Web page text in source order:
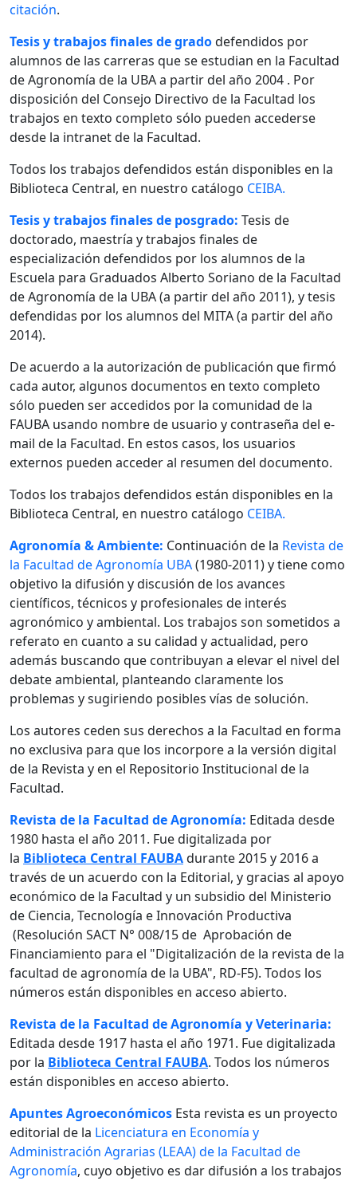
citación.
Tesis y trabajos finales de gradodefendidos por
alumnos de las carreras que se estudian en la Facultad
de Agronomía de la UBA a partir del año 2004 . Por
disposición del Consejo Directivo de la Facultad los
trabajos en texto completo sólo pueden accederse
desde la intranet de la Facultad.
Todos los trabajos defendidos están disponibles en la
Biblioteca Central, en nuestro catálogo CEIBA.
Tesis y trabajos finales de posgrado: Tesis de
doctorado, maestría y trabajos finales de
especialización defendidos por los alumnos de la
Escuela para Graduados Alberto Soriano de la Facultad
de Agronomía de la UBA (a partir del año 2011), y tesis
defendidas por los alumnos del MITA (a partir del año
2014).
De acuerdo a la autorización de publicación que firmó
cada autor, algunos documentos en texto completo
sólo pueden ser accedidos por la comunidad de la
FAUBA usando nombre de usuario y contraseña del e-
mail de la Facultad. En estos casos, los usuarios
externos pueden acceder al resumen del documento.
Todos los trabajos defendidos están disponibles en la
Biblioteca Central, en nuestro catálogo CEIBA.
Agronomía & Ambiente: Continuación de la Revista de
la Facultad de Agronomía UBA(1980-2011) y tiene como
objetivo la difusión y discusión de los avances
científicos, técnicos y profesionales de interés
agronómico y ambiental. Los trabajos son sometidos a
referato en cuanto a su calidad y actualidad, pero
además buscando que contribuyan a elevar el nivel del
debate ambiental, planteando claramente los
problemas y sugiriendo posibles vías de solución.
Los autores ceden sus derechos a la Facultad en forma
no exclusiva para que los incorpore a la versión digital
de la Revista y en el Repositorio Institucional de la
Facultad.
Revista de la Facultad de Agronomía: Editada desde
1980 hasta el año 2011. Fue digitalizada por
la Biblioteca Central FAUBAdurante 2015 y 2016 a
través de un acuerdo con la Editorial, y gracias al apoyo
económico de la Facultad y un subsidio del Ministerio
de Ciencia, Tecnología e Innovación Productiva
(Resolución SACT N° 008/15 de Aprobación de
Financiamiento para el "Digitalización de la revista de la
facultad de agronomía de la UBA", RD-F5). Todos los
números están disponibles en acceso abierto.
Revista de la Facultad de Agronomía y Veterinaria:
Editada desde 1917 hasta el año 1971. Fue digitalizada
por la Biblioteca Central FAUBA. Todos los números
están disponibles en acceso abierto.
Apuntes Agroeconómicos Esta revista es un proyecto
editorial de la Licenciatura en Economía y
Administración Agrarias (LEAA) de la Facultad de
Agronomía, cuyo objetivo es dar difusión a los trabajos